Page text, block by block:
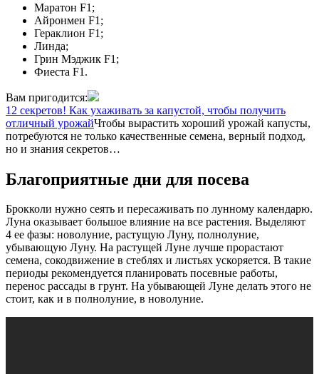
Маратон F1;
Айронмен F1;
Гераклион F1;
Линда;
Грин Мэджик F1;
Фиеста F1.
Вам пригодится:
12 секретов! Как ухаживать за капустой, чтобы получить
отличный урожайЧтобы вырастить хороший урожай капусты,
потребуются не только качественные семена, верный подход,
но и знания секретов…
Благоприятные дни для посева
Брокколи нужно сеять и пересаживать по лунному календарю.
Луна оказывает большое влияние на все растения. Выделяют
4 ее фазы: новолуние, растущую Луну, полнолуние,
убывающую Луну. На растущей Луне лучше прорастают
семена, сокодвижение в стеблях и листьях ускоряется. В такие
периоды рекомендуется планировать посевные работы,
перенос рассады в грунт. На убывающей Луне делать этого не
стоит, как и в полнолуние, в новолуние.